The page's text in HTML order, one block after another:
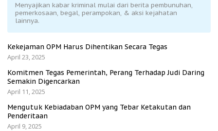
Menyajikan kabar kriminal mulai dari berita pembunuhan,
pemerkosaan, begal, perampokan, & aksi kejahatan
lainnya.
Kekejaman OPM Harus Dihentikan Secara Tegas
April 23, 2025
Komitmen Tegas Pemerintah, Perang Terhadap Judi Daring
Semakin Digencarkan
April 11, 2025
Mengutuk Kebiadaban OPM yang Tebar Ketakutan dan
Penderitaan
April 9, 2025